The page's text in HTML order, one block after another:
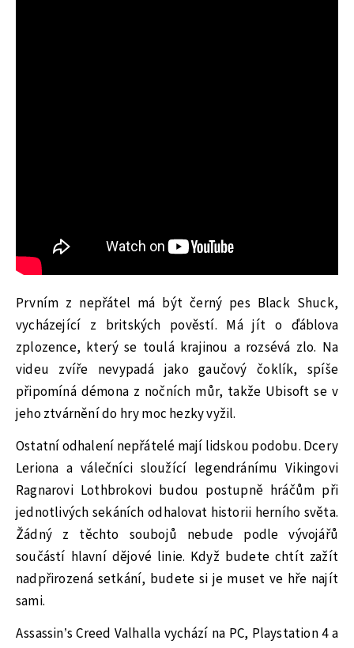
Prvním z nepřátel má být černý pes Black Shuck,
vycházející z britských pověstí. Má jít o ďáblova
zplozence, který se toulá krajinou a rozsévá zlo. Na
videu zvíře nevypadá jako gaučový čoklík, spíše
připomíná démona z nočních můr, takže Ubisoft se v
jeho ztvárnění do hry moc hezky vyžil.
Ostatní odhalení nepřátelé mají lidskou podobu. Dcery
Leriona a válečníci sloužící legendránímu Vikingovi
Ragnarovi Lothbrokovi budou postupně hráčům při
jednotlivých sekáních odhalovat historii herního světa.
Žádný z těchto soubojů nebude podle vývojářů
součástí hlavní dějové linie. Když budete chtít zažít
nadpřirozená setkání, budete si je muset ve hře najít
sami.
Assassin’s Creed Valhalla vychází na PC, Playstation 4 a